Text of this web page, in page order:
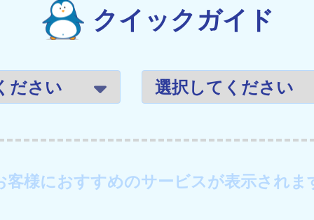
クイックガイド
客様におすすめのサービスが表示されま